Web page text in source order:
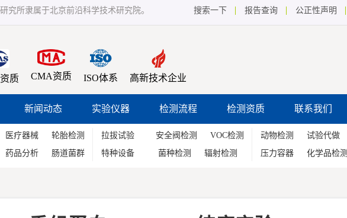
究所隶属于北京前沿科学技术研究院。 搜索一下 报告查询 公正性声明
质 CMA资质 ISO体系 高新技术企业
新闻动态 实验仪器 检测流程 检测资质 联系我们
医疗器械
轮胎检测
药品分析 肠道菌群
拉拔试验 安全阀检测
VOC检测
特种设备
菌种检测 辐射检测
动物检测 试验代做
压力容器
化学品检测